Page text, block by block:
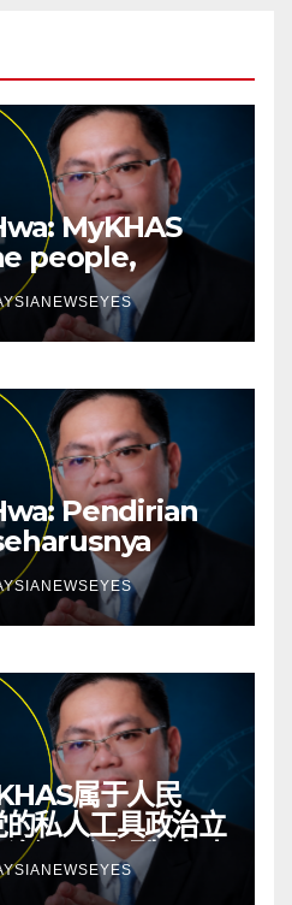
MyKHAS
people,
should not
Pendirian
asas
yang sihat】
属于人民
私人工具政治立
源 透明制度才